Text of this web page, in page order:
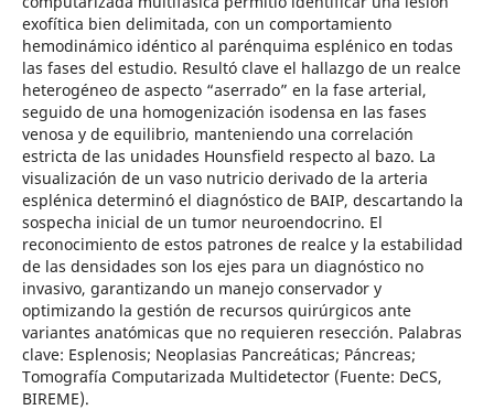
exofítica bien delimitada, con un comportamiento
hemodinámico idéntico al parénquima esplénico en todas
las fases del estudio. Resultó clave el hallazgo de un realce
heterogéneo de aspecto “aserrado” en la fase arterial,
seguido de una homogenización isodensa en las fases
venosa y de equilibrio, manteniendo una correlación
estricta de las unidades Hounsfield respecto al bazo. La
visualización de un vaso nutricio derivado de la arteria
esplénica determinó el diagnóstico de BAIP, descartando la
sospecha inicial de un tumor neuroendocrino. El
reconocimiento de estos patrones de realce y la estabilidad
de las densidades son los ejes para un diagnóstico no
invasivo, garantizando un manejo conservador y
optimizando la gestión de recursos quirúrgicos ante
variantes anatómicas que no requieren resección. Palabras
clave: Esplenosis; Neoplasias Pancreáticas; Páncreas;
Tomografía Computarizada Multidetector (Fuente: DeCS,
BIREME).